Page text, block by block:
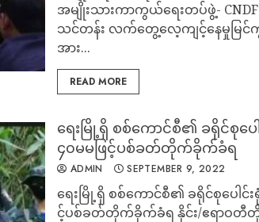
အမျိုးသားကာကွယ်ရေးတပ်ဖွဲ့- CNDF
သင်တန်း လက်တွေ့လေ့ကျင့်နေမှုမြင်
အား...
READ MORE
ရေးမြို့ရှိ စစ်ကောင်စီ၏ ခရိုင်စုပေါ
၄၀မမဖြင့်ပစ်ခတ်တိုက်ခိုက်ခံရ
ADMIN SEPTEMBER 9, 2022
ရေးမြို့ရှိ စစ်ကောင်စီ၏ ခရိုင်စုပေါင်း
င့်ပစ်ခတ်တိုက်ခိုက်ခံရ နိုင်း/ဧရာဝတီတိုင်